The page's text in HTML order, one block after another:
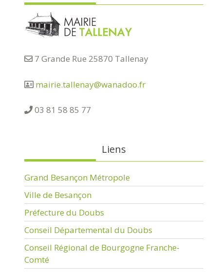
7 Grande Rue 25870 Tallenay
mairie.tallenay@wanadoo.fr
03 81 58 85 77
Liens
Grand Besançon Métropole
Ville de Besançon
Préfecture du Doubs
Conseil Départemental du Doubs
Conseil Régional de Bourgogne Franche-
Comté